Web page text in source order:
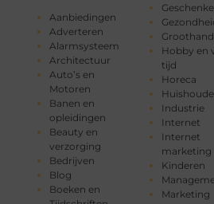
Aanbiedingen
Adverteren
Alarmsysteem
Architectuur
Auto’s en
Motoren
Banen en
opleidingen
Beauty en
verzorging
Bedrijven
Blog
Boeken en
Hobby en
tijd
Horeca
Industrie
Internet
Internet
marketing
Kinderen
Marketing